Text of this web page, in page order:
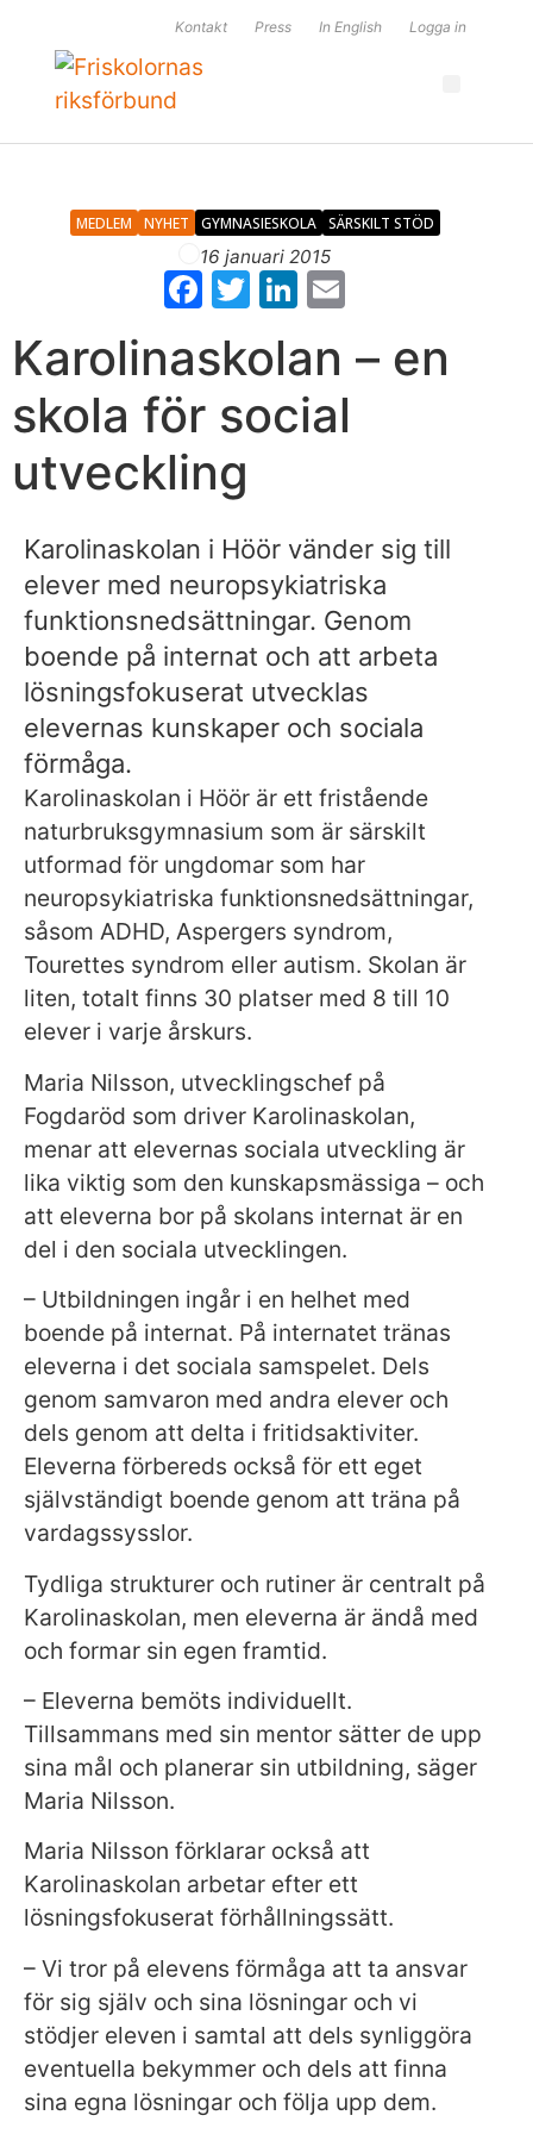
Kontakt Press In English Logga in
MEDLEM NYHET GYMNASIESKOLA SÄRSKILT STÖD
16 januari 2015
F
c
e
b
o
k
T
itt
er
Li
k
e
dI
ai
l
Karolinaskolan – en
skola för social
utveckling
Karolinaskolan i Höör vänder sig till
elever med neuropsykiatriska
funktionsnedsättningar. Genom
boende på internat och att arbeta
lösningsfokuserat utvecklas
elevernas kunskaper och sociala
förmåga.
Karolinaskolan i Höör är ett fristående
naturbruksgymnasium som är särskilt
utformad för ungdomar som har
neuropsykiatriska funktionsnedsättningar,
såsom ADHD, Aspergers syndrom,
Tourettes syndrom eller autism. Skolan är
liten, totalt finns 30 platser med 8 till 10
elever i varje årskurs.
Maria Nilsson, utvecklingschef på
Fogdaröd som driver Karolinaskolan,
menar att elevernas sociala utveckling är
lika viktig som den kunskapsmässiga – och
att eleverna bor på skolans internat är en
del i den sociala utvecklingen.
– Utbildningen ingår i en helhet med
boende på internat. På internatet tränas
eleverna i det sociala samspelet. Dels
genom samvaron med andra elever och
dels genom att delta i fritidsaktiviter.
Eleverna förbereds också för ett eget
självständigt boende genom att träna på
vardagssysslor.
Tydliga strukturer och rutiner är centralt på
Karolinaskolan, men eleverna är ändå med
och formar sin egen framtid.
– Eleverna bemöts individuellt.
Tillsammans med sin mentor sätter de upp
sina mål och planerar sin utbildning, säger
Maria Nilsson.
Maria Nilsson förklarar också att
Karolinaskolan arbetar efter ett
lösningsfokuserat förhållningssätt.
– Vi tror på elevens förmåga att ta ansvar
för sig själv och sina lösningar och vi
stödjer eleven i samtal att dels synliggöra
eventuella bekymmer och dels att finna
sina egna lösningar och följa upp dem.
Nödvändiga
Dessa kakor
går inte att
välja bort. De
behövs för
webbplatsen
över huvud
taget ska
fungera.
t
a
ti
s
ti
k
F
ö
r
a
tt
vi